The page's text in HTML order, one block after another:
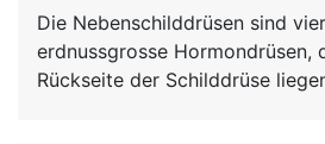
News
Die Nebenschilddrüsen sind
erdnussgrosse Hormondrüsen,
Rückseite der Schilddrüse